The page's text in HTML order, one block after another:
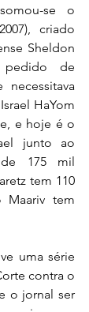
se o
criado
Sheldon
pedido de
necessitava
HaYom
e hoje é o
junto ao
175 mil
tem 110
Maariv tem
uma série
contra o
o jornal ser